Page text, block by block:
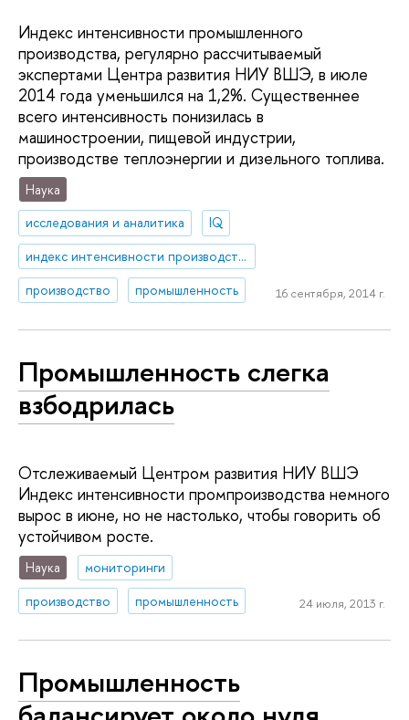
Индекс интенсивности промышленного
производства, регулярно рассчитываемый
экспертами Центра развития НИУ ВШЭ, в июле
2014 года уменьшился на 1,2%. Существеннее
всего интенсивность понизилась в
машиностроении, пищевой индустрии,
производстве теплоэнергии и дизельного топлива.
Наука
исследования и аналитика
IQ
индекс интенсивности производства
производство
промышленность 16 сентября, 2014 г.
Промышленность слегка
взбодрилась
Отслеживаемый Центром развития НИУ ВШЭ
Индекс интенсивности промпроизводства немного
вырос в июне, но не настолько, чтобы говорить об
устойчивом росте.
Наука
мониторинги
производство
промышленность 24 июля, 2013 г.
Промышленность